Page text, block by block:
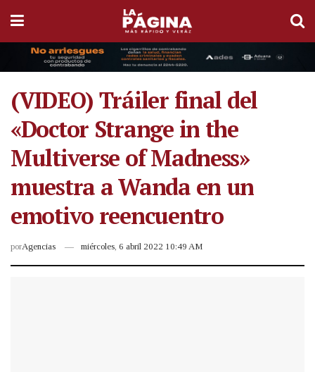
(VIDEO) Tráiler final del
«Doctor Strange in the
Multiverse of Madness»
muestra a Wanda en un
emotivo reencuentro
porAgencias miércoles, 6 abril 2022 10:49 AM